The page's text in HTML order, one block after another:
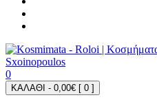
0
ΚΑΛΑΘΙ - 0,00€ [ 0 ]